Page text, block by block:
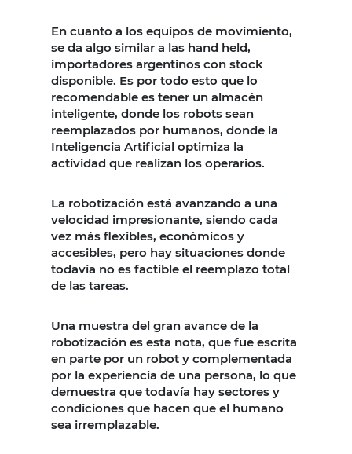
En cuanto a los equipos de movimiento,
se da algo similar a las hand held,
importadores argentinos con stock
disponible. Es por todo esto que lo
recomendable es tener un almacén
inteligente, donde los robots sean
reemplazados por humanos, donde la
Inteligencia Artificial optimiza la
actividad que realizan los operarios.
La robotización está avanzando a una
velocidad impresionante, siendo cada
vez más flexibles, económicos y
accesibles, pero hay situaciones donde
todavía no es factible el reemplazo total
de las tareas.
Una muestra del gran avance de la
robotización es esta nota, que fue escrita
en parte por un robot y complementada
por la experiencia de una persona, lo que
demuestra que todavía hay sectores y
condiciones que hacen que el humano
sea irremplazable.